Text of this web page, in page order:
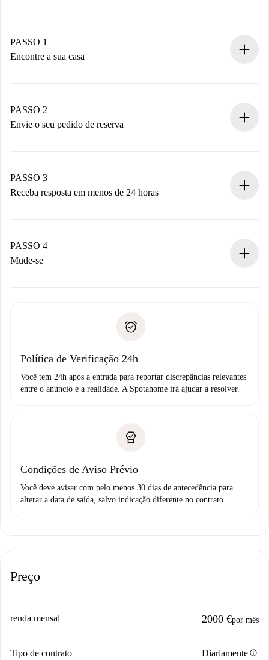
PASSO 1
Encontre a sua casa
Você tem todas as informações necessárias
antecipadamente.
PASSO 2
Envie o seu pedido de reserva
Não cobramos nada até que o proprietário confirme.
PASSO 3
Receba resposta em menos de 24 horas
proprietário.
Se recusada: não cobraremos nada e ofereceremos
Débito direto bancário
PASSO 4
Mude-se
não comunicar nenhum problema.
Política de Verificação 24h
Você tem 24h após a entrada para reportar discrepâncias relevantes
entre o anúncio e a realidade. A Spotahome irá ajudar a resolver.
Condições de Aviso Prévio
Você deve avisar com pelo menos 30 dias de antecedência para
alterar a data de saída, salvo indicação diferente no contrato.
Preço
renda mensal 2000 €por mês
Tipo de contrato Diariamenteinfo